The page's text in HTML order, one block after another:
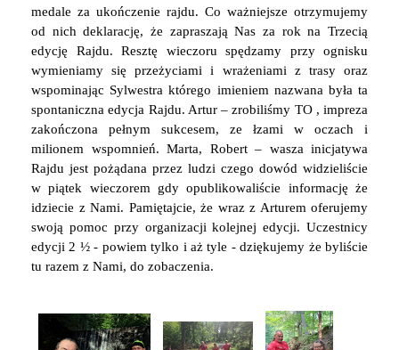
medale za ukończenie rajdu. Co ważniejsze otrzymujemy
od nich deklarację, że zapraszają Nas za rok na Trzecią
edycję Rajdu. Resztę wieczoru spędzamy przy ognisku
wymieniamy się przeżyciami i wrażeniami z trasy oraz
wspominając Sylwestra którego imieniem nazwana była ta
spontaniczna edycja Rajdu. Artur – zrobiliśmy TO , impreza
zakończona pełnym sukcesem, ze łzami w oczach i
milionem wspomnień. Marta, Robert – wasza inicjatywa
Rajdu jest pożądana przez ludzi czego dowód widzieliście
w piątek wieczorem gdy opublikowaliście informację że
idziecie z Nami. Pamiętajcie, że wraz z Arturem oferujemy
swoją pomoc przy organizacji kolejnej edycji. Uczestnicy
edycji 2 ½ - powiem tylko i aż tyle - dziękujemy że byliście
tu razem z Nami, do zobaczenia.